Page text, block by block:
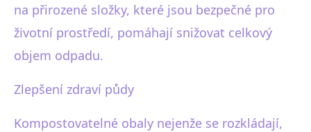
na přirozené složky, které jsou bezpečné pro
životní prostředí, pomáhají snižovat celkový
objem odpadu.
Zlepšení zdraví půdy
Kompostovatelné obaly nejenže se rozkládají,